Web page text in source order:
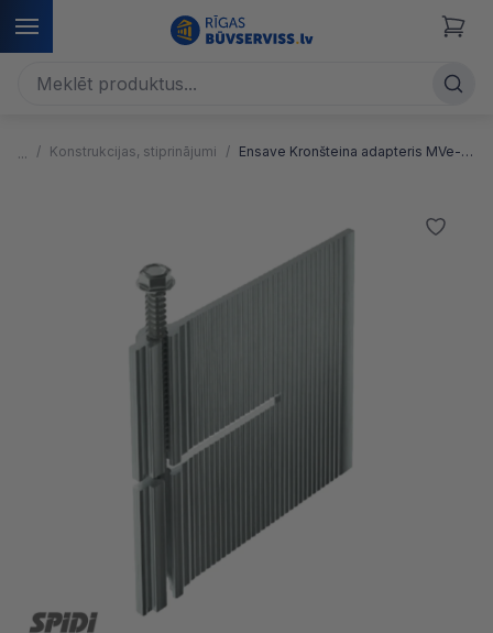
Konstrukcijas, stiprinājumi Ensave Kronšteina adapteris MVe-L AH